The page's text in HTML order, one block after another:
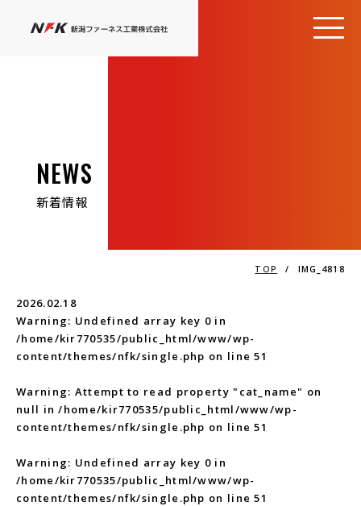
NEWS
新着情報
TOP / IMG_4818
2026.02.18
Warning: Undefined array key 0 in
/home/kir770535/public_html/www/wp-
content/themes/nfk/single.php on line51
Warning: Attempt to read property "cat_name" on
null in/home/kir770535/public_html/www/wp-
content/themes/nfk/single.php on line51
Warning: Undefined array key 0 in
/home/kir770535/public_html/www/wp-
content/themes/nfk/single.php on line51